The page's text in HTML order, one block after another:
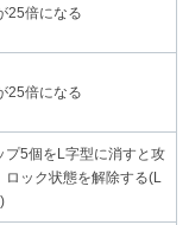
25倍になる
25倍になる
プ5個をL字型に消すと攻
ック状態を解除する(L